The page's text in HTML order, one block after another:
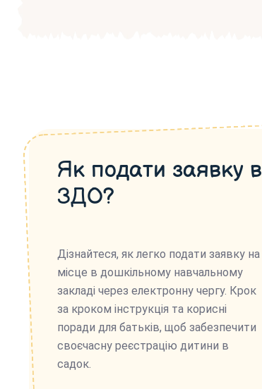
Як подати заявку в
ЗДО?
Дізнайтеся, як легко подати заявку на
місце в дошкільному навчальному
закладі через електронну чергу. Крок
за кроком інструкція та корисні
поради для батьків, щоб забезпечити
своєчасну реєстрацію дитини в
садок.